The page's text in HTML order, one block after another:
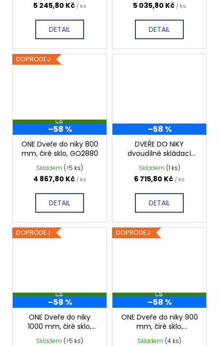
5 245,80 Kč / ks
DETAIL
5 035,80 Kč / ks
DETAIL
DOPRODEJ
Z
D
A
R
M
A
–58 %
ONE Dveře do niky 800
mm, čiré sklo, GO2880
Skladem (>5 ks)
4 867,80 Kč / ks
DETAIL
–58 %
DVEŘE DO NIKY
dvoudílné skládací
GO7990R
Skladem (1 ks)
6 715,80 Kč / ks
DETAIL
DOPRODEJ
Z
D
A
R
M
A
–58 %
ONE Dveře do niky
1000 mm, čiré sklo,
GO4410D
Skladem (>5 ks)
DOPRODEJ
Z
D
A
R
M
A
–58 %
ONE Dveře do niky 900
mm, čiré sklo,
GO4490D
Skladem (4 ks)